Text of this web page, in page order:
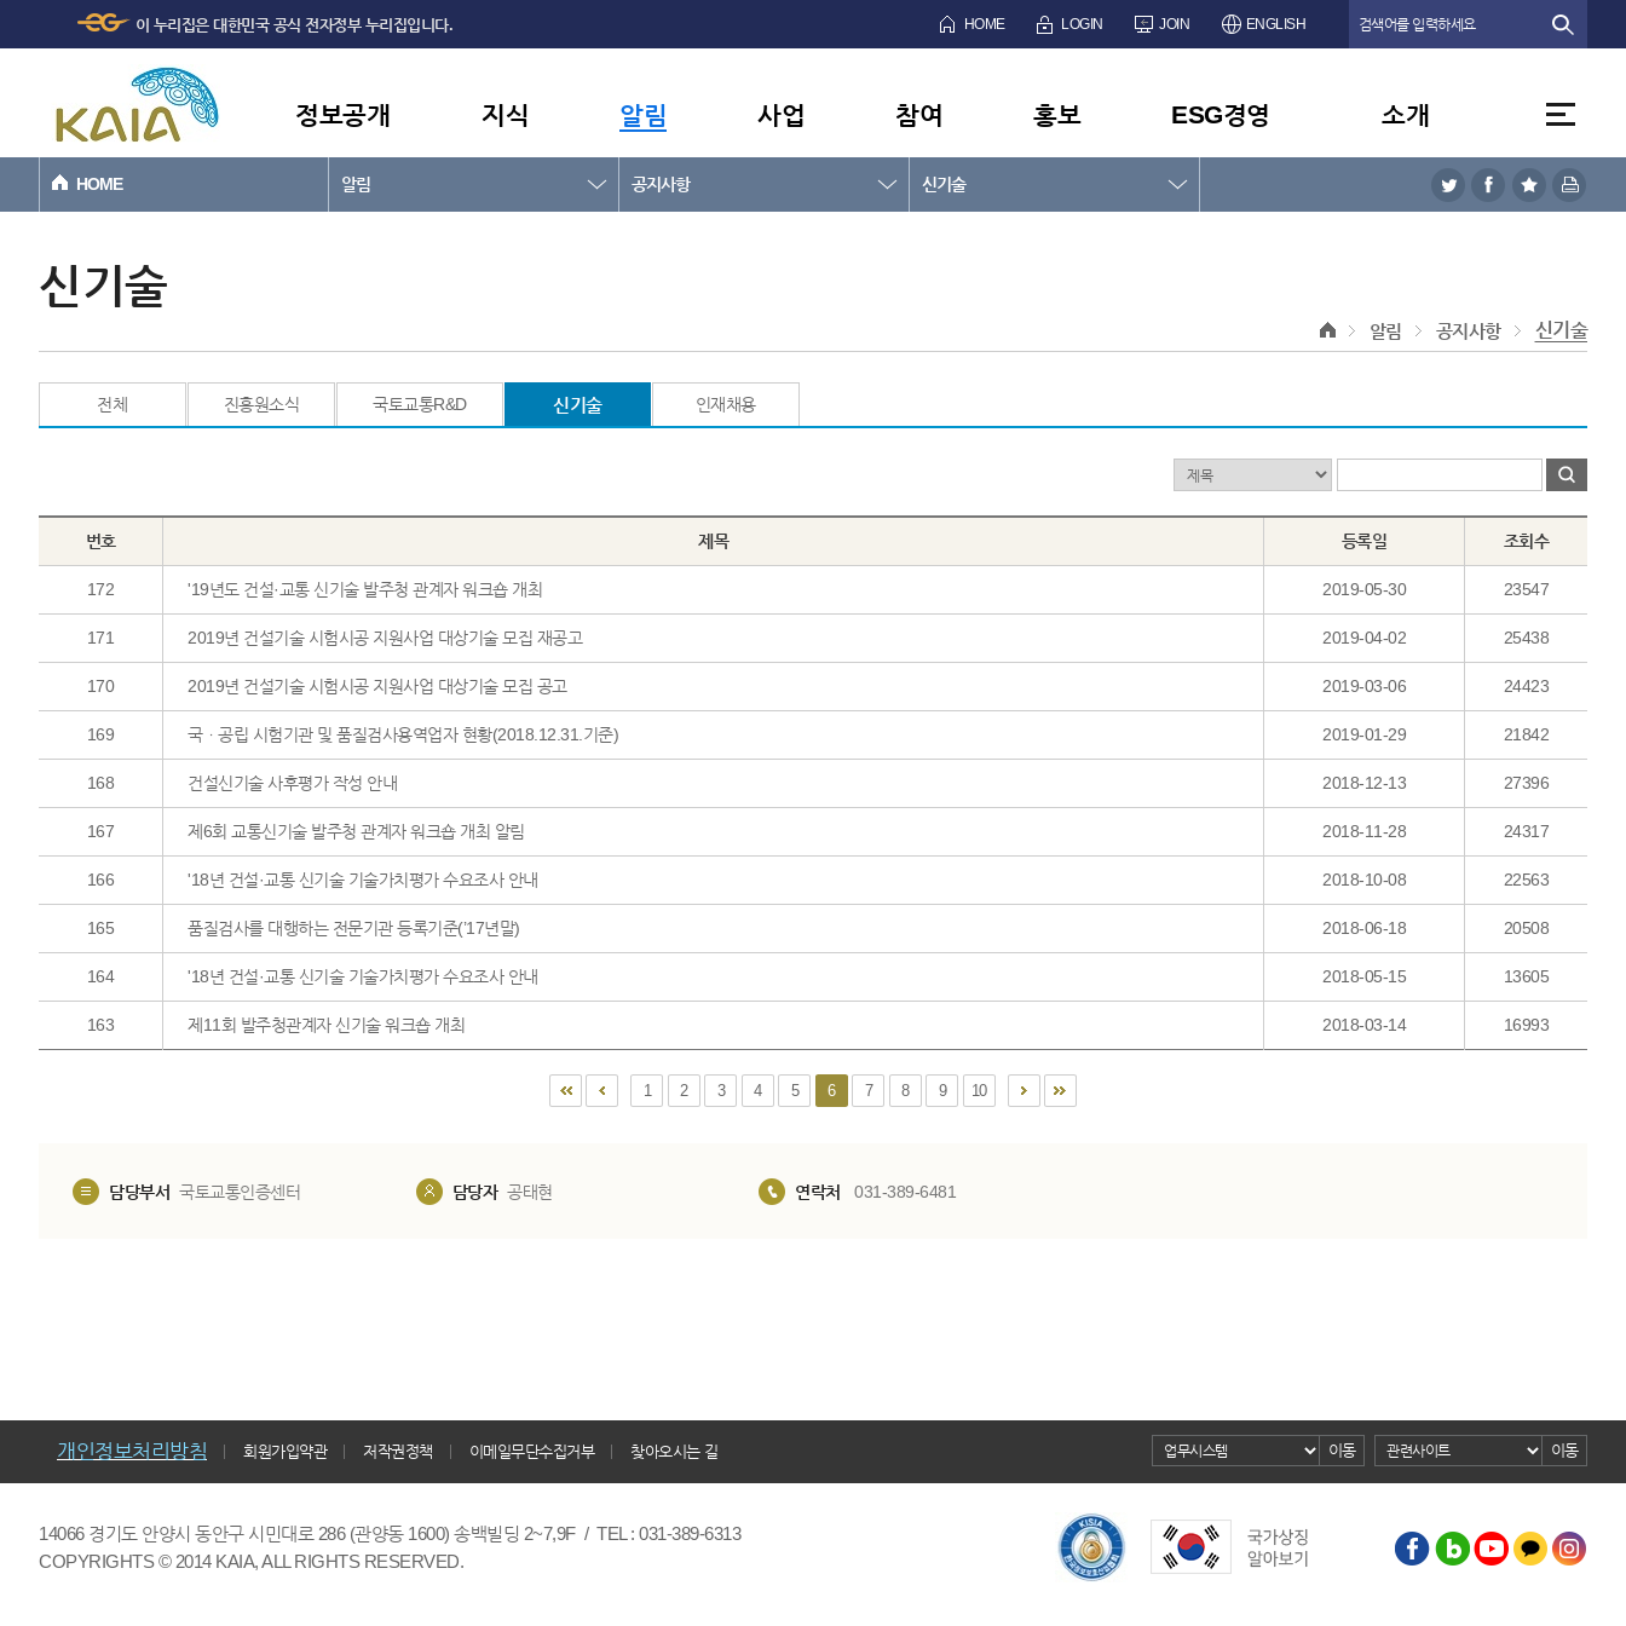
본문바로가기
이 누리집은 대한민국 공식 전자정부 누리집입니다. HOME LOGIN JOIN ENGLISH
정보공개 지식 알림 사업 참여 홍보 ESG경영 소개
HOME 알림 공지사항 신기술
신기술
알림 공지사항 신기술
전체 진흥원소식 국토교통R&D 신기술 인재채용
번호 제목 등록일 조회수
172 '19년도 건설·교통 신기술 발주청 관계자 워크숍 개최 2019-05-30 23547
171 2019년 건설기술 시험시공 지원사업 대상기술 모집 재공고 2019-04-02 25438
170 2019년 건설기술 시험시공 지원사업 대상기술 모집 공고 2019-03-06 24423
169 국ㆍ공립 시험기관 및 품질검사용역업자 현황(2018.12.31.기준) 2019-01-29 21842
168 건설신기술 사후평가 작성 안내 2018-12-13 27396
167 제6회 교통신기술 발주청 관계자 워크숍 개최 알림 2018-11-28 24317
166 '18년 건설·교통 신기술 기술가치평가 수요조사 안내 2018-10-08 22563
165 품질검사를 대행하는 전문기관 등록기준(’17년말) 2018-06-18 20508
164 '18년 건설·교통 신기술 기술가치평가 수요조사 안내 2018-05-15 13605
163 제11회 발주청관계자 신기술 워크숍 개최 2018-03-14 16993
1 2 3 4 5 6 7 8 9 10
담당부서 국토교통인증센터 담당자 공태현 연락처 031-389-6481
개인정보처리방침 회원가입약관 저작권정책 이메일무단수집거부 찾아오시는 길 이동 이동
14066 경기도 안양시 동안구 시민대로 286 (관양동 1600) 송백빌딩 2~7,9F / TEL : 031-389-6313
COPYRIGHTS © 2014 KAIA, ALL RIGHTS RESERVED.